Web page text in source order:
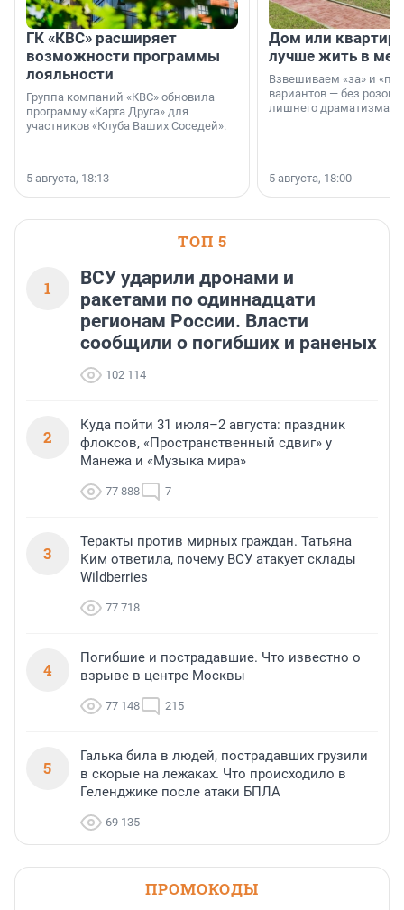
ГК «КВС» расширяет
возможности программы
лояльности
Группа компаний «КВС» обновила
программу «Карта Друга» для
участников «Клуба Ваших Соседей».
5 августа, 18:13
Дом или
лучше жить в
Взвешиваем «за» и
вариантов — без
лишнего драматизма.
5 августа, 18:00
ТОП 5
1
ВСУ ударили дронами и
ракетами по одиннадцати
регионам России. Власти
сообщили о погибших и раненых
102 114
2
Куда пойти 31 июля–2 августа: праздник
флоксов, «Пространственный сдвиг» у
Манежа и «Музыка мира»
77 888 7
3
Теракты против мирных граждан. Татьяна
Ким ответила, почему ВСУ атакует склады
Wildberries
77 718
4
Погибшие и пострадавшие. Что известно о
взрыве в центре Москвы
77 148 215
5
Галька била в людей, пострадавших грузили
в скорые на лежаках. Что происходило в
Геленджике после атаки БПЛА
69 135
ПРОМОКОДЫ